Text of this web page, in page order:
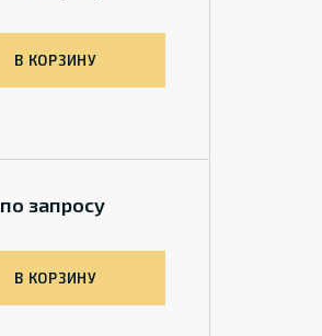
В КОРЗИНУ
по запросу
В КОРЗИНУ